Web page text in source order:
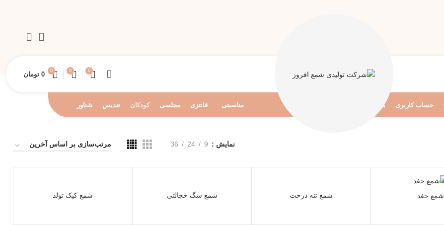
0
0
0
0 تومان
حساب کاربری بلاگ مناسبتی فانتزی مجلسی کودکان تندیس شناور
نمایش 9
24
36
شمع جغد شمع تنه درخت شمع سگ خجالتی شمع کیک تولد